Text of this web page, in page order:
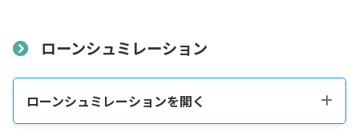
ローンシュミレーション
ローンシュミレーションを開く